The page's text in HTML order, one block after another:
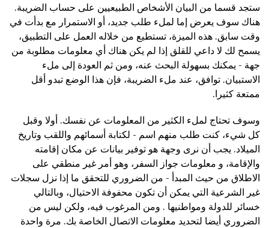
ستجد قسما من البيان الأشخاص الطبيعيين على حساب الضريبة.
هناك سوف يعرض إما لملء طلب جديد، أو الاستمرار مع بدأت في
وقت سابق. هذه الميزة، تستطيع من خلاله العمل على التطبيق،
يسمح لك لا داعي للقلق إذا لم يكن هناك أي معلومات مطلوبة من
جهة - يمكنك بسهولة البحث عنه، ومن ثم العودة إلى ملء
الاستبيان. توافق، عند ملء الضريبة، فإن هذا الوضع تبدو أقل
ممتعة كثيرا.
وسوف تحتاج لملء الكثير من المعلومات عن نفسك. أولا وقبل
كل شيء، كنت طلب منهم اسم - لكتابة أسمائهم واللقب وتاريخ
الميلاد. يجب أن نرى وجهة هو توفير بيانات عن مكان إقامته
والإقامة، و معلومات جواز السفر، وهو أمر غير منطقي على
الاطلاق من حيث المبدأ - من الضروري للتحقق ما إذا نزل سجلات
غير الشرعية التي يمكن أن تكون محفوفة الاحتيال، وبالتالي
خسائر للدولة ومواطنيها . ومن المرغوب فيه، ولكن ليس من
الضروري أيضا لتحديد معلومات الاتصال الخاصة بك. مرة واحدة